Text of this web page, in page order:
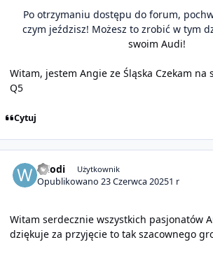
Po otrzymaniu dostępu do forum,
czym jeździsz! Możesz to zrobić w tym
swoim Audi!
Witam, jestem Angie ze Śląska Czekam na
Q5
Cytuj
Wlodi Użytkownik
Opublikowano23 Czerwca 20251 r
Witam serdecznie wszystkich pasjonatów
dziękuje za przyjęcie to tak szacownego